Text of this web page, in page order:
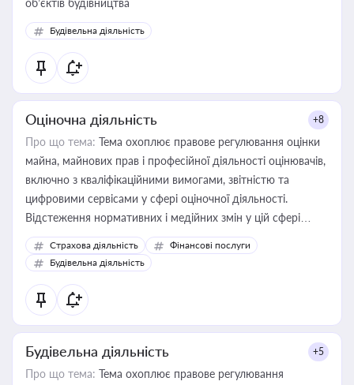
об’єктів будівництва
Будівельна діяльність
Оціночна діяльність +8
Про що тема: Тема охоплює правове регулювання оцінки
майна, майнових прав і професійної діяльності оцінювачів,
включно з кваліфікаційними вимогами, звітністю та
цифровими сервісами у сфері оціночної діяльності.
Відстеження нормативних і медійних змін у цій сфері
корисне для власника бізнесу, керівника, юриста або
бухгалтера під час оподаткування, приватизації, оренди
державного майна, корпоративних угод і перевірки
статусу суб'єктів оціночної діяльності
Страхова діяльність
Фінансові послуги
Будівельна діяльність
Будівельна діяльність +5
Про що тема: Тема охоплює правове регулювання